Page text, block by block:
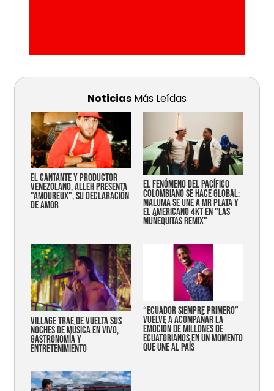
Noticias Más Leídas
EL CANTANTE Y PRODUCTOR
VENEZOLANO, ALLEH PRESENTA
"AMOUREUX", SU DECLARACIÓN
DE AMOR
EL FENÓMENO DEL PACÍFICO
COLOMBIANO SE HACE GLOBAL:
MALUMA SE UNE A MR PLATA Y
EL AMERICANO 4KT EN "LAS
MUÑEQUITAS REMIX"
Village trae de vuelta sus
noches de música en vivo,
gastronomía y
entretenimiento
“Ecuador siempre primero”
vuelve a acompañar la
emoción de millones de
ecuatorianos en un momento
que une al país